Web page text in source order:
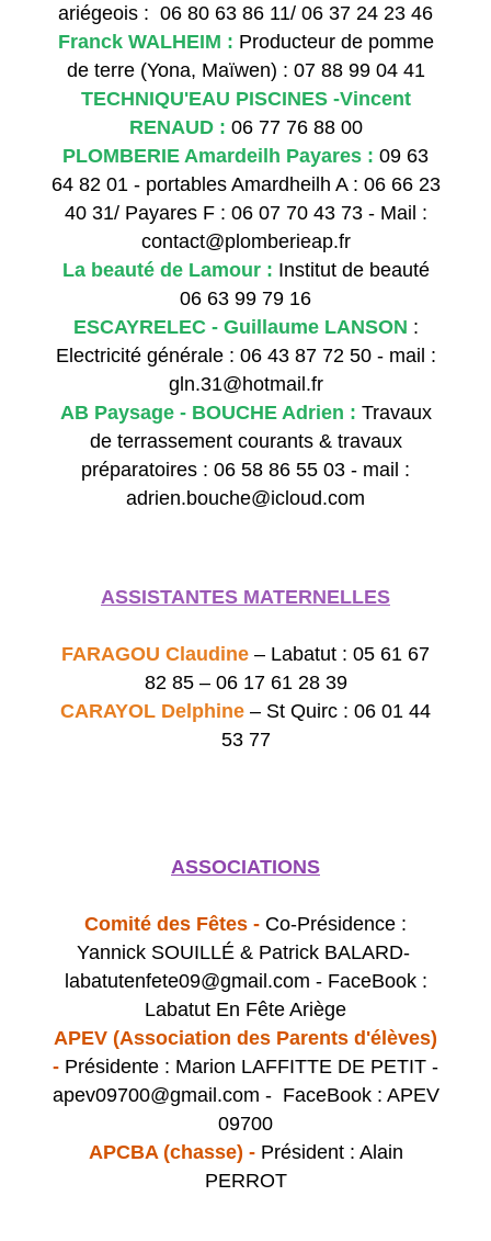
ariégeois : 06 80 63 86 11/ 06 37 24 23 46
Franck WALHEIM : Producteur de pomme
de terre (Yona, Maïwen) : 07 88 99 04 41
TECHNIQU'EAU PISCINES -Vincent
RENAUD : 06 77 76 88 00
PLOMBERIE Amardeilh Payares : 09 63
64 82 01 - portables Amardheilh A : 06 66 23
40 31/ Payares F : 06 07 70 43 73 - Mail :
contact@plomberieap.fr
La beauté de Lamour : Institut de beauté
06 63 99 79 16
ESCAYRELEC - Guillaume LANSON :
Electricité générale : 06 43 87 72 50 - mail :
gln.31@hotmail.fr
AB Paysage - BOUCHE Adrien : Travaux
de terrassement courants & travaux
préparatoires : 06 58 86 55 03 - mail :
adrien.bouche@icloud.com
ASSISTANTES MATERNELLES
FARAGOU Claudine – Labatut : 05 61 67
82 85 – 06 17 61 28 39
CARAYOL Delphine – St Quirc : 06 01 44
53 77
ASSOCIATIONS
Comité des Fêtes - Co-Présidence :
Yannick SOUILLÉ & Patrick BALARD-
labatutenfete09@gmail.com - FaceBook :
Labatut En Fête Ariège
APEV (Association des Parents d'élèves)
- Présidente : Marion LAFFITTE DE PETIT -
apev09700@gmail.com - FaceBook : APEV
09700
APCBA (chasse) -Président : Alain
PERROT